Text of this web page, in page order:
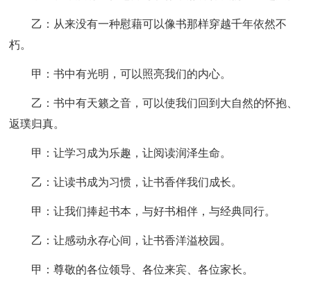
乙：从来没有一种慰藉可以像书那样穿越千年依然不
朽。
甲：书中有光明，可以照亮我们的内心。
乙：书中有天籁之音，可以使我们回到大自然的怀抱、
返璞归真。
甲：让学习成为乐趣，让阅读润泽生命。
乙：让读书成为习惯，让书香伴我们成长。
甲：让我们捧起书本，与好书相伴，与经典同行。
乙：让感动永存心间，让书香洋溢校园。
甲：尊敬的各位领导、各位来宾、各位家长。